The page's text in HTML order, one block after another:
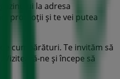
la adresa
promoții și te vei putea
cumpărături. Te invităm să
. Vizitează-ne și începe să